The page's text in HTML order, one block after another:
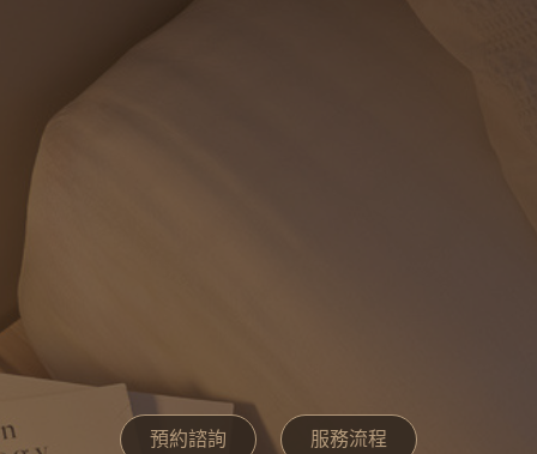
預約諮詢 服務流程